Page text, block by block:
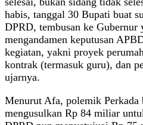
habis, tanggal 30 Bupati buat
DPRD, tembusan ke
mengandamen keputusan
kegiatan, yakni proyek
kontrak (termasuk guru), dan
ujarnya.
Menurut Afa, polemik Perkada
mengusulkan Rp 84 miliar